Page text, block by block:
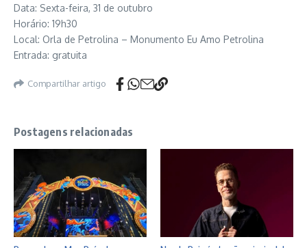
Data: Sexta-feira, 31 de outubro
Horário: 19h30
Local: Orla de Petrolina – Monumento Eu Amo Petrolina
Entrada: gratuita
Compartilhar artigo
Postagens relacionadas